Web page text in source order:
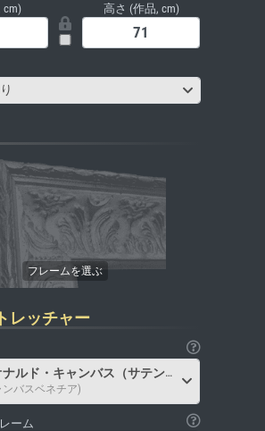
cm) 高さ (作品, cm)
レッチャー
ナルド・キャンバス（サテン）
ンバスベネチア)
ーム